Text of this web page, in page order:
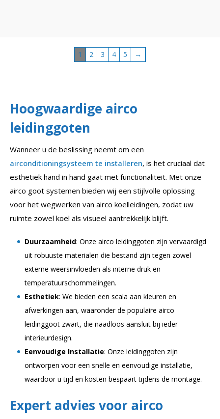
1 2 3 4 5 →
Hoogwaardige airco
leidinggoten
Wanneer u de beslissing neemt om een
airconditioningsysteem te installeren, is het cruciaal dat
esthetiek hand in hand gaat met functionaliteit. Met onze
airco goot systemen bieden wij een stijlvolle oplossing
voor het wegwerken van airco koelleidingen, zodat uw
ruimte zowel koel als visueel aantrekkelijk blijft.
Duurzaamheid: Onze airco leidinggoten zijn vervaardigd
uit robuuste materialen die bestand zijn tegen zowel
externe weersinvloeden als interne druk en
temperatuurschommelingen.
Esthetiek: We bieden een scala aan kleuren en
afwerkingen aan, waaronder de populaire airco
leidinggoot zwart, die naadloos aansluit bij ieder
interieurdesign.
Eenvoudige Installatie: Onze leidinggoten zijn
ontworpen voor een snelle en eenvoudige installatie,
waardoor u tijd en kosten bespaart tijdens de montage.
Expert advies voor airco